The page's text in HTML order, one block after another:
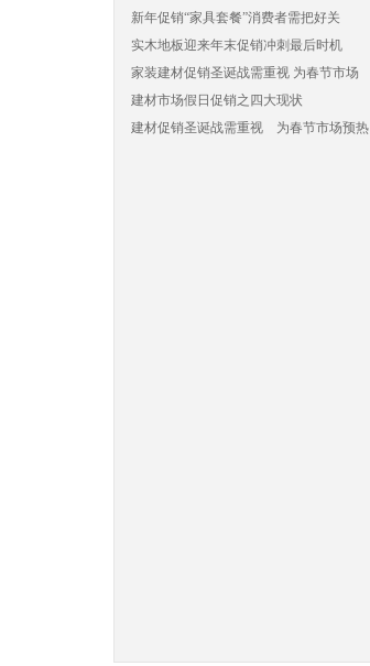
防
新年促销“家具套餐”消费者需把好关
实木地板迎来年末促销冲刺最后时机
家装建材促销圣诞战需重视 为春节市场
预热
建材市场假日促销之四大现状
建材促销圣诞战需重视 为春节市场预热